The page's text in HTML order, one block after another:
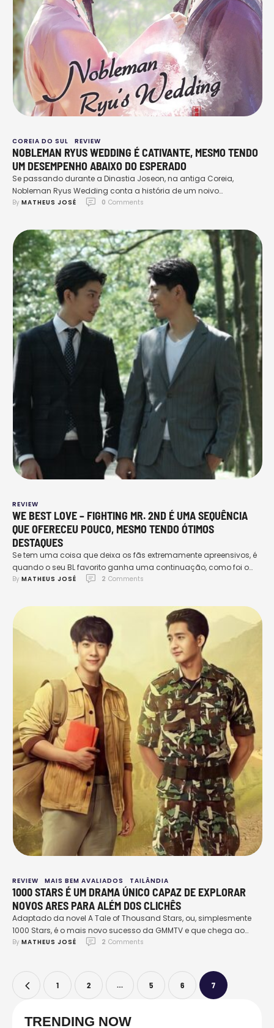
COREIA DO SUL REVIEW
NOBLEMAN RYUS WEDDING É CATIVANTE, MESMO TENDO
UM DESEMPENHO ABAIXO DO ESPERADO
Se passando durante a Dinastia Joseon, na antiga Coreia,
Nobleman Ryus Wedding conta a história de um noivo
abandonado no dia do seu casamento e ganha uma nova
irmão da noiva. E antes de entender os erros que podem ser
pontuados no drama, temos …
By MATHEUS JOSÉ 0 Comments
REVIEW
WE BEST LOVE – FIGHTING MR. 2ND É UMA SEQUÊNCIA
QUE OFERECEU POUCO, MESMO TENDO ÓTIMOS
DESTAQUES
Se tem uma coisa que deixa os fãs extremamente apreensivos, é
quando o seu BL favorito ganha uma continuação, como foi o
caso de We Best Love. É comum, na grande maioria das vezes, ver
pois mesmo tentando evitar o pior, o risco de gerar desgosto …
By MATHEUS JOSÉ 2 Comments
REVIEW MAIS BEM AVALIADOS TAILÂNDIA
1000 STARS É UM DRAMA ÚNICO CAPAZ DE EXPLORAR
NOVOS ARES PARA ALÉM DOS CLICHÊS
Adaptado da novel A Tale of Thousand Stars, ou, simplesmente
1000 Stars, é o mais novo sucesso da GMMTV e que chega ao
público após uma sucessão de acontecimentos que acabaram
bastante instável no norte …
By MATHEUS JOSÉ 2 Comments
1 2 … 5 6 7
TRENDING NOW